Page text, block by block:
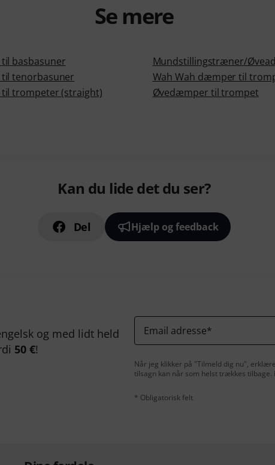
Se mere
basbasuner
tenorbasuner
trompeter (straight)
Mundstillingstræner/
Wah Wah dæmper til
Øvedæmper til trompet
Kan du lide det du ser?
Del Hjælp og feedback
og med lidt held
50 €!
Email adresse*
Når jeg klikker på "Tilmeld dig nu",
tilsagn kan når som helst trækkes
* Obligatorisk felt